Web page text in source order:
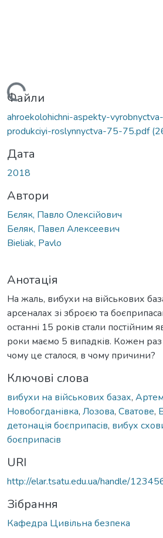
Вантажиться...
Файли
ahroekolohichni-aspekty-
produkciyi-roslynnyctva-75-75.pdf
Дата
2018
Автори
Бєляк, Павло Олексійович
Беляк, Павел Алексеевич
Bieliak, Pavlo
Анотація
На жаль, вибухи на військових
арсеналах зі зброєю та
останні 15 років стали постійним
роки маємо 5 випадків. Кожен
чому це сталося, в чому причини?
Ключові слова
вибухи на військових базах,
Новобогданівка, Лозова, Сватове,
детонація боєприпасів, вибух
боєприпасів
URI
http://elar.tsatu.edu.ua/handle/
Зібрання
Кафедра Цивільна безпека